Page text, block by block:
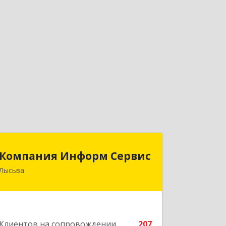
Компания Информ Сервис
Лысьва
Компания Информ Сервис
618909, Пермский край, Лысьва г,